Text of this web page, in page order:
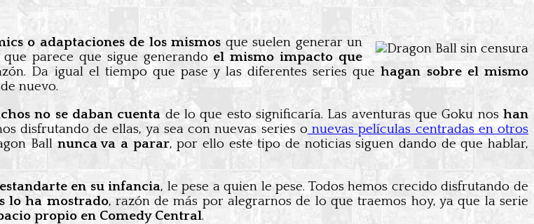
o adaptaciones de los mismos que suelen generar un
parece que sigue generando el mismo impacto que
Da igual el tiempo que pase y las diferentes series quehagan sobre el mismo
nuevo.
no se daban cuenta de lo que esto significaría. Las aventuras que Goku noshan
disfrutando de ellas, ya sea con nuevas series onuevas películas centradas en otros
Ball nunca va a parar, por ello este tipo de noticias siguen dando de que hablar,
en su infancia, le pese a quien le pese. Todos hemos crecido disfrutando de
lo ha mostrado, razón de más por alegrarnos de lo que traemos hoy, ya que la serie
propio en Comedy Central.